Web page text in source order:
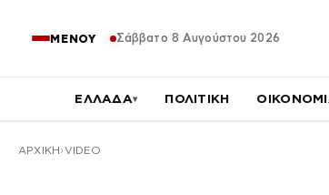
ΜΕΝΟΥ Σάββατο 8 Αυγούστου 2026
ΕΛΛΑΔΑ▾ ΠΟΛΙΤΙΚΗ
ΑΡΧΙΚΉ VIDEO